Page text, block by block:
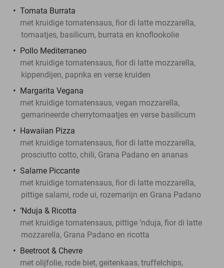
Tomata Burrata
met kruidige tomatensaus, fior di latte mozzarella,
tomaatjes, basilicum, burrata en knoflookolie
Pollo Mediterraneo
met kruidige tomatensaus, fior di latte mozzarella,
kippendijen, paprika en verse kruiden
Margarita Vegana
met kruidige tomatensaus, vegan mozzarella,
gemarineerde cherrytomaatjes en verse basilicum
Hawaiian Pizza
met kruidige tomatensaus, fior di latte mozzarella,
prosciutto cotto, chili, Grana Padano en ananas
Salame Piccante
met kruidige tomatensaus, fior di latte mozzarella,
pittige salami, rode ui, rozemarijn en Grana Padano
’Nduja & Ricotta
met kruidige tomatensaus, pittige ’nduja, fior di latte
mozzarella, Grana Padano en ricotta
Beetroot & Chevre
met olijfolie, rode biet, geitenkaas, truffelchips,